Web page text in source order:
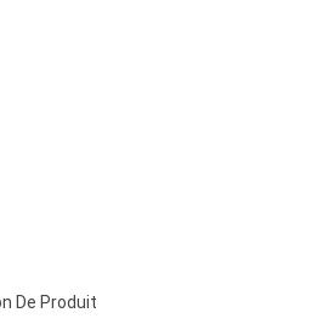
De Produit